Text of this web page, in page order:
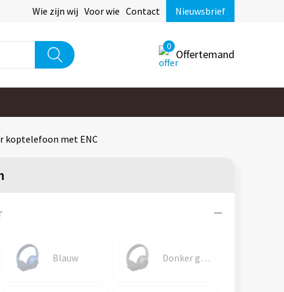
Wie zijn wij Voor wie Contact Nieuwsbrief
0
Offertemand
koptelefoon met ENC
Blauw Donker gun metal